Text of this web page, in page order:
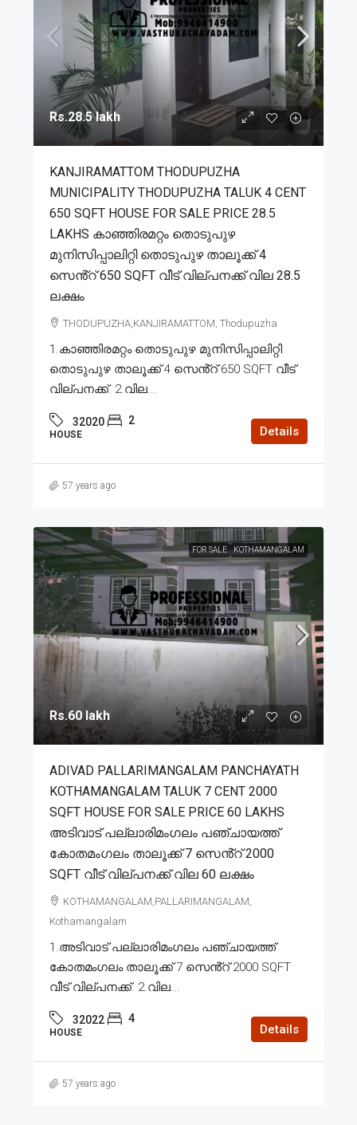
Rs.28.5 lakh
KANJIRAMATTOM THODUPUZHA
MUNICIPALITY THODUPUZHA TALUK 4 CENT
650 SQFT HOUSE FOR SALE PRICE 28.5
LAKHS കാഞ്ഞിരമറ്റം തൊടുപുഴ
മുനിസിപ്പാലിറ്റി തൊടുപുഴ താലൂക്ക് 4
സെൻ്റ് 650 SQFT വീട് വില്പനക്ക് വില 28.5
ലക്ഷം
THODUPUZHA,KANJIRAMATTOM, Thodupuzha
1.കാഞ്ഞിരമറ്റം തൊടുപുഴ മുനിസിപ്പാലിറ്റി
തൊടുപുഴ താലൂക്ക് 4 സെൻ്റ് 650 SQFT വീട്
വില്പനക്ക്. 2.വില...
32020 2
HOUSE Details
57 years ago
FOR SALE KOTHAMANGALAM
Rs.60 lakh
ADIVAD PALLARIMANGALAM PANCHAYATH
KOTHAMANGALAM TALUK 7 CENT 2000
SQFT HOUSE FOR SALE PRICE 60 LAKHS
അടിവാട് പല്ലാരിമംഗലം പഞ്ചായത്ത്
കോതമംഗലം താലൂക്ക് 7 സെൻ്റ് 2000
SQFT വീട് വില്പനക്ക് വില 60 ലക്ഷം
KOTHAMANGALAM,PALLARIMANGALAM,
Kothamangalam
1.അടിവാട് പല്ലാരിമംഗലം പഞ്ചായത്ത്
കോതമംഗലം താലൂക്ക് 7 സെൻ്റ് 2000 SQFT
വീട് വില്പനക്ക്. 2.വില...
32022 4
HOUSE Details
57 years ago